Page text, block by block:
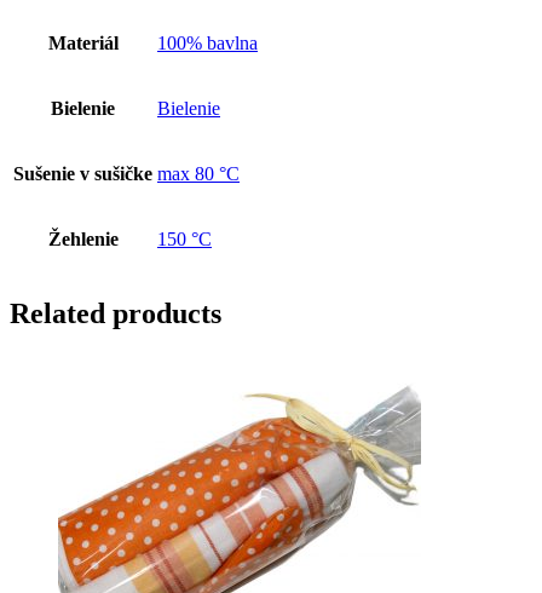
Materiál 100% bavlna
Bielenie Bielenie
Sušenie v sušičke max 80 °C
Žehlenie 150 °C
Related products